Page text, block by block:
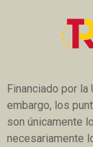
Financiado por la
embargo, los
son únicamente
necesariamente